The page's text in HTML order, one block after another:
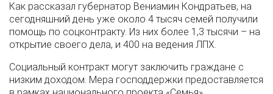
Как рассказал губернатор Вениамин Кондратьев, на
сегодняшний день уже около 4 тысяч семей получили
помощь по соцконтракту. Из них более 1,3 тысячи – на
открытие своего дела, и 400 на ведения ЛПХ.
Социальный контракт могут заключить граждане с
низким доходом. Мера господдержки предоставляется